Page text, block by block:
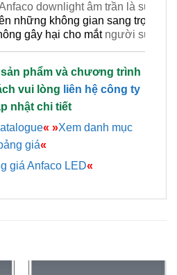
downlight âm trần là sự lựa
những không gian sang trọng,
gây hại cho mắt người sử
phẩm và chương trình
vui lòng liên hệ công ty
nhật chi tiết
« »Xem danh mục
giá«
giá Anfaco LED«